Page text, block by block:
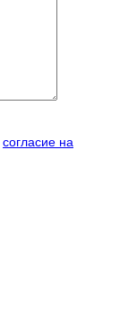
согласие на